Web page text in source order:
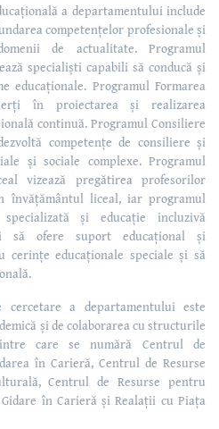
a departamentului include
competențelor profesionale și
de actualitate. Programul
specialiști capabili să conducă și
educaționale. Programul Formarea
în proiectarea și realizarea
continuă. Programul Consiliere
competențe de consiliere și
și sociale complexe. Programul
vizează pregătirea profesorilor
învățământul liceal, iar programul
specializată și educație incluzivă
să ofere suport educațional și
cerințe educaționale speciale și să
a departamentului este
și de colaborarea cu structurile
care se numără Centrul de
în Carieră, Centrul de Resurse
Centrul de Resurse pentru
în Carieră și Realații cu Piața